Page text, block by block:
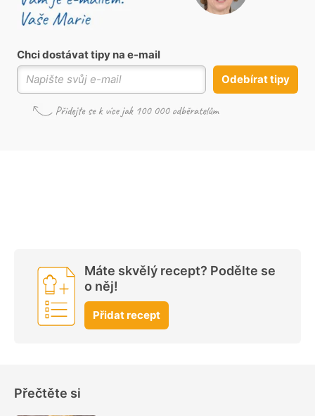
Chci dostávat tipy na e-mail
Odebírat tipy
Máte skvělý recept? Podělte se
o něj!
Přidat recept
Přečtěte si